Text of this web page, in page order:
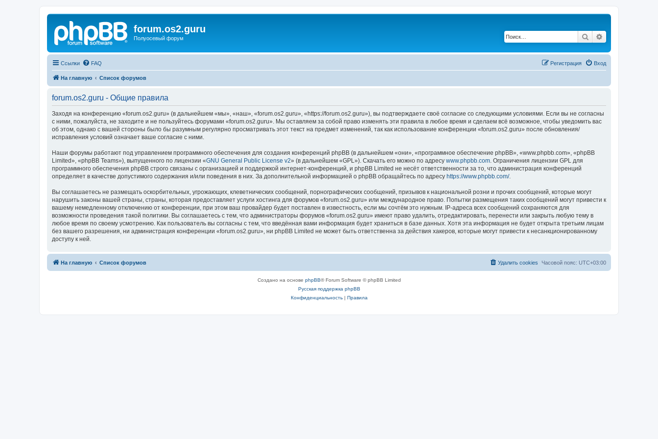
forum.os2.guru
Полуосевый форум Поиск
Ссылки FAQ Вход
Регистрация
На главную Список форумов
forum.os2.guru - Общие правила
Заходя на конференцию «forum.os2.guru» (в дальнейшем «мы», «наш», «forum.os2.guru», «https://forum.os2.guru»), вы подтверждаете своё согласие со следующими условиями. Если вы не согласны
с ними, пожалуйста, не заходите и не пользуйтесь форумами «forum.os2.guru». Мы оставляем за собой право изменять эти правила в любое время и сделаем всё возможное, чтобы уведомить вас
об этом, однако с вашей стороны было бы разумным регулярно просматривать этот текст на предмет изменений, так как использование конференции «forum.os2.guru» после обновления/
исправления условий означает ваше согласие с ними.
Наши форумы работают под управлением программного обеспечения для создания конференций phpBB (в дальнейшем «они», «программное обеспечение phpBB», «www.phpbb.com», «phpBB
Limited», «phpBB Teams»), выпущенного по лицензии «GNU General Public License v2» (в дальнейшем «GPL»). Скачать его можно по адресу www.phpbb.com . Ограничения лицензии GPL для
программного обеспечения phpBB строго связаны с организацией и поддержкой интернет-конференций, и phpBB Limited не несёт ответственности за то, что администрация конференций
определяет в качестве допустимого содержания и/или поведения в них. За дополнительной информацией о phpBB обращайтесь по адресу https://www.phpbb.com/.
Вы соглашаетесь не размещать оскорбительных, угрожающих, клеветнических сообщений, порнографических сообщений, призывов к национальной розни и прочих сообщений, которые могут
нарушить законы вашей страны, страны, которая предоставляет услуги хостинга для форумов «forum.os2.guru» или международное право. Попытки размещения таких сообщений могут привести к
вашему немедленному отключению от конференции, при этом ваш провайдер будет поставлен в известность, если мы сочтём это нужным. IP-адреса всех сообщений сохраняются для
возможности проведения такой политики. Вы соглашаетесь с тем, что администраторы форумов «forum.os2.guru» имеют право удалить, отредактировать, перенести или закрыть любую тему в
любое время по своему усмотрению. Как пользователь вы согласны с тем, что введённая вами информация будет храниться в базе данных. Хотя эта информация не будет открыта третьим лицам
без вашего разрешения, ни администрация конференции «forum.os2.guru», ни phpBB Limited не может быть ответственна за действия хакеров, которые могут привести к несанкционированному
доступу к ней.
На главную Список форумов Часовой пояс: UTC+03:00
Удалить cookies
Создано на основе phpBB® Forum Software © phpBB Limited
Русская поддержка phpBB
Конфиденциальность| Правила